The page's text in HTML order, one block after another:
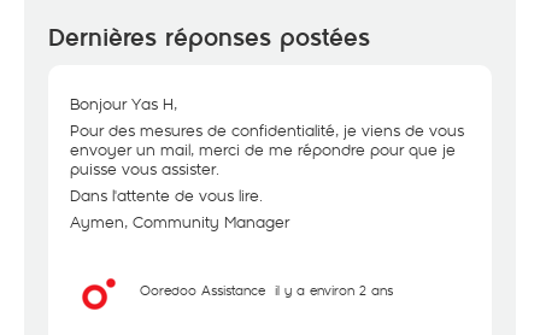
Dernières réponses postées
Bonjour Yas H,
Pour des mesures de confidentialité, je viens de vous
envoyer un mail, merci de me répondre pour que je
puisse vous assister.
Dans l'attente de vous lire.
Aymen, Community Manager
Ooredoo Assistance il y a environ 2 ans